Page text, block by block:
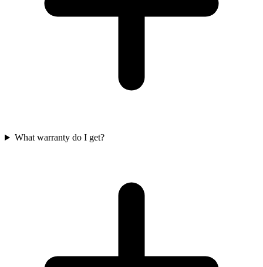
What warranty do I get?